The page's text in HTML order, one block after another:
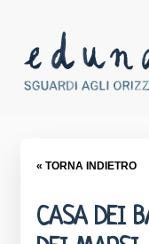
« TORNA INDIETRO
CASA DEI